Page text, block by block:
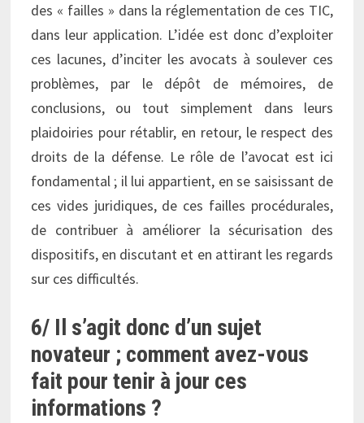
des « failles » dans la réglementation de ces TIC,
dans leur application. L’idée est donc d’exploiter
ces lacunes, d’inciter les avocats à soulever ces
problèmes, par le dépôt de mémoires, de
conclusions, ou tout simplement dans leurs
plaidoiries pour rétablir, en retour, le respect des
droits de la défense. Le rôle de l’avocat est ici
fondamental ; il lui appartient, en se saisissant de
ces vides juridiques, de ces failles procédurales,
de contribuer à améliorer la sécurisation des
dispositifs, en discutant et en attirant les regards
sur ces difficultés.
6/ Il s’agit donc d’un sujet
novateur ; comment avez-vous
fait pour tenir à jour ces
informations ?